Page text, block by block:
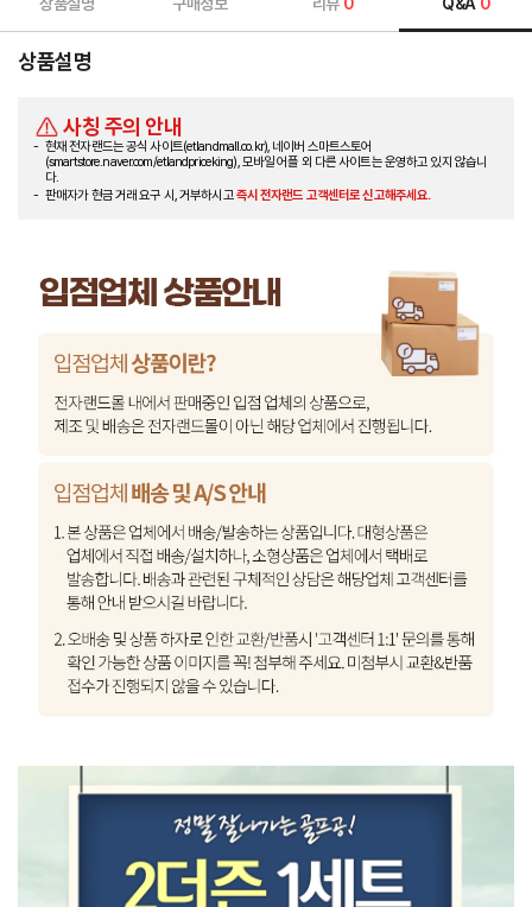
상품설명
사칭 주의 안내
현재 전자랜드는 공식 사이트(etlandmall.co.kr), 네이버 스마트스토어
(smartstore.naver.com/etlandpriceking), 모바일 어플 외 다른 사이트는 운영하고 있지 않습니
다.
판매자가 현금 거래 요구 시, 거부하시고즉시 전자랜드 고객센터로 신고해주세요.